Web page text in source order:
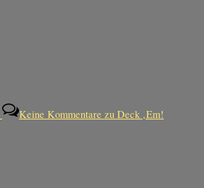
Keine Kommentare zu Deck ‚Em!